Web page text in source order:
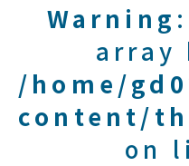
Warning
array
/home/
content/
on